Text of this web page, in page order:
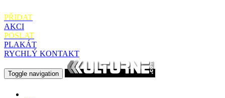
PŘIDAT
AKCI
POSLAT
PLAKÁT
RYCHLÝ KONTAKT
Toggle navigation